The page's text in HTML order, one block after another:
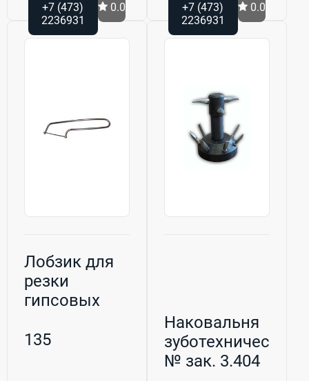
+7 (473)
2236931
0.0
+7 (473)
2236931
0.0
Лобзик для
резки
гипсовых
№ 3.042
135
Наковальня
зуботехническая
№ зак. 3.404